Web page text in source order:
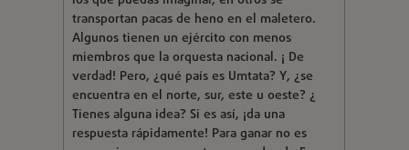
transportan pacas de heno en el maletero.
Algunos tienen un ejército con menos
miembros que la orquesta nacional. ¡ De
verdad! Pero, ¿qué país es Umtata? Y, ¿se
encuentra en el norte, sur, este u oeste? ¿
Tienes alguna idea? Si es así, ¡da una
respuesta rápidamente! Para ganar no es